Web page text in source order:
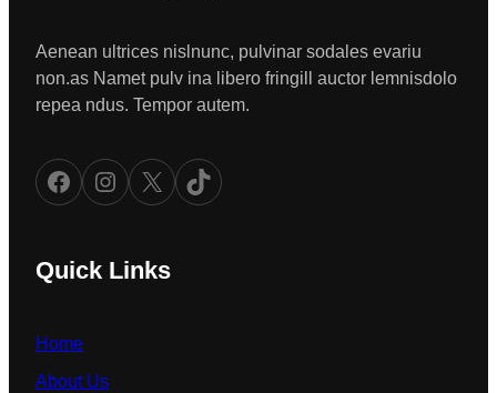
Aenean ultrices nislnunc, pulvinar sodales evariu
non.as Namet pulv ina libero fringill auctor lemnisdolo
repea ndus. Tempor autem.
Facebook Instagram X TikTok
Quick Links
Home
About Us